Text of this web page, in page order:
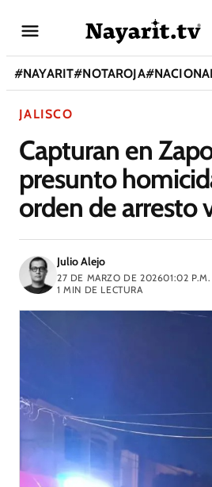
#NAYARIT#NOTAROJA#
JALISCO
Capturan en
presunto
orden de arresto
Julio Alejo
27 DE MARZO DE 202601:02 P.M.
1 MIN DE LECTURA